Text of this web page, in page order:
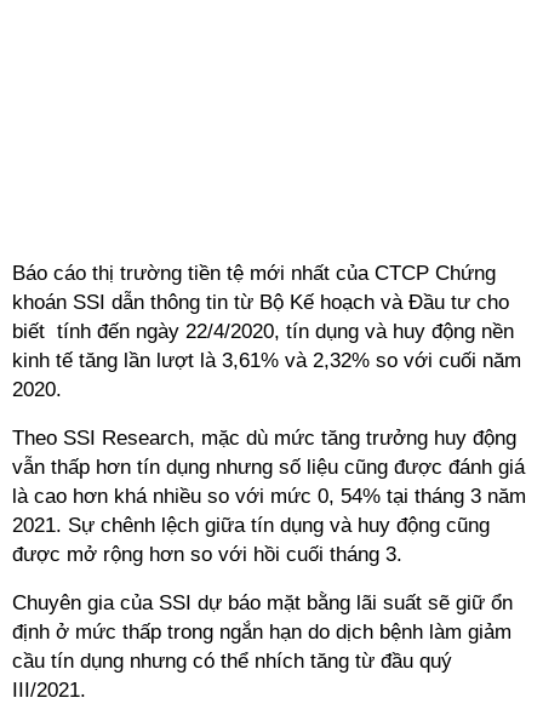
Báo cáo thị trường tiền tệ mới nhất của CTCP Chứng
khoán SSI dẫn thông tin từ Bộ Kế hoạch và Đầu tư cho
biết tính đến ngày 22/4/2020, tín dụng và huy động nền
kinh tế tăng lần lượt là 3,61% và 2,32% so với cuối năm
2020.
Theo SSI Research, mặc dù mức tăng trưởng huy động
vẫn thấp hơn tín dụng nhưng số liệu cũng được đánh giá
là cao hơn khá nhiều so với mức 0, 54% tại tháng 3 năm
2021. Sự chênh lệch giữa tín dụng và huy động cũng
được mở rộng hơn so với hồi cuối tháng 3.
Chuyên gia của SSI dự báo mặt bằng lãi suất sẽ giữ ổn
định ở mức thấp trong ngắn hạn do dịch bệnh làm giảm
cầu tín dụng nhưng có thể nhích tăng từ đầu quý
III/2021.